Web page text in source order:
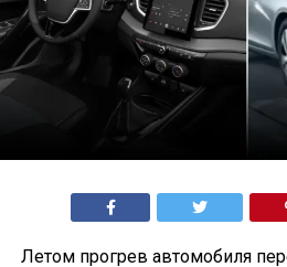
Летом прогрев автомобиля